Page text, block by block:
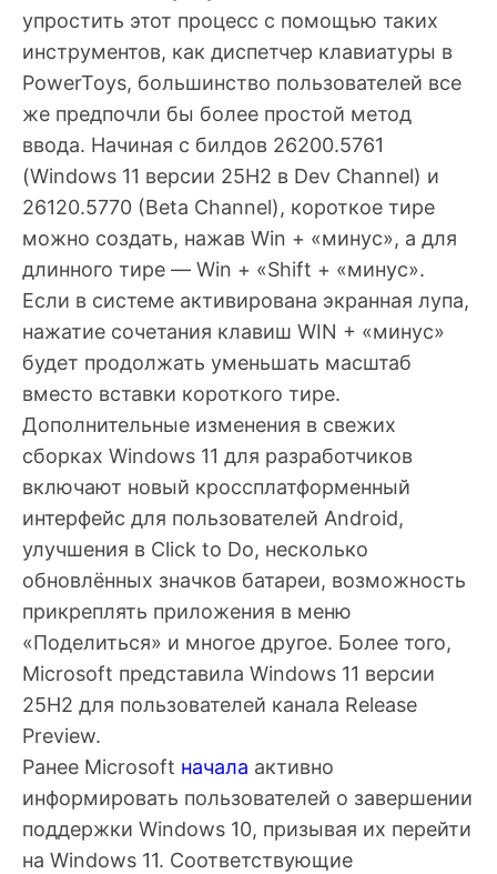
упростить этот процесс с помощью таких
инструментов, как диспетчер клавиатуры в
PowerToys, большинство пользователей все
же предпочли бы более простой метод
ввода. Начиная с билдов 26200.5761
(Windows 11 версии 25H2 в Dev Channel) и
26120.5770 (Beta Channel), короткое тире
можно создать, нажав Win + «минус», а для
длинного тире — Win + «Shift + «минус».
Если в системе активирована экранная лупа,
нажатие сочетания клавиш WIN + «минус»
будет продолжать уменьшать масштаб
вместо вставки короткого тире.
Дополнительные изменения в свежих
сборках Windows 11 для разработчиков
включают новый кроссплатформенный
интерфейс для пользователей Android,
улучшения в Click to Do, несколько
обновлённых значков батареи, возможность
прикреплять приложения в меню
«Поделиться» и многое другое. Более того,
Microsoft представила Windows 11 версии
25H2 для пользователей канала Release
Preview.
Ранее Microsoft начала активно
информировать пользователей о завершении
поддержки Windows 10, призывая их перейти
на Windows 11. Соответствующие